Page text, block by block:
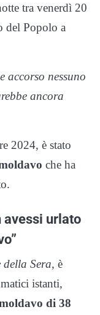
tra venerdì 20
del Popolo a
accorso nessuno
ancora
2024, è stato
che ha
avessi urlato
della Sera, è
istanti,
di 38